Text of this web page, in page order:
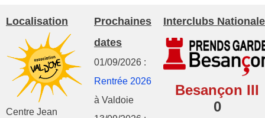
Localisation
Centre Jean
Prochaines
dates
01/09/2026 :
Rentrée 2026
à Valdoie
Interclubs
Besançon III
0